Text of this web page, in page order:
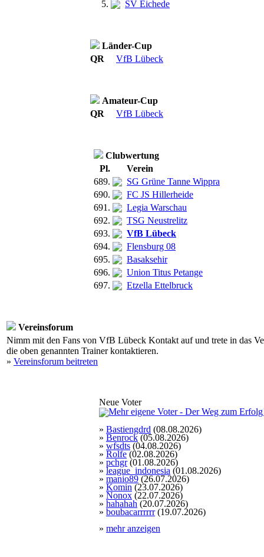
5. SV Eichede
Länder-Cup
QR
VfB Lübeck
Amateur-Cup
QR
VfB Lübeck
Clubwertung
Pl.
Verein
689.
SG Grüne Tanne Wippra
690.
FC JS Hillerheide
691.
Legia Warschau
692.
TSG Neustrelitz
693.
VfB Lübeck
694.
Flensburg 08
695.
Basaksehir
696.
Union Titus Petange
697.
Etzella Ettelbruck
Vereinsforum
Nimm mit den Fans von VfB Lübeck Kontakt auf und trete in das
die oben genannten Trainer kontaktieren.
» Vereinsforum beitreten
Neue Voter
» Bastiengdrd (08.08.2026)
» Benrock (05.08.2026)
» wfsdts (04.08.2026)
» Rolfe (02.08.2026)
» pchgr(01.08.2026)
» league_indonesia (01.08.2026)
» manio89 (26.07.2026)
» Komin (23.07.2026)
» Nonox (22.07.2026)
» hahahah (20.07.2026)
» boubacarrrrrr(19.07.2026)
» mehr anzeigen